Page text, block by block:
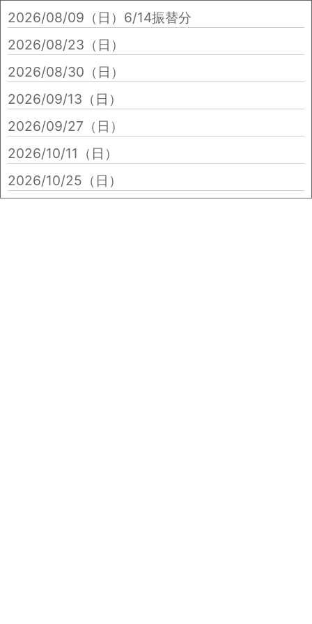
2026/08/09（日） 6/14振替分
2026/08/23（日）
2026/08/30（日）
2026/09/13（日）
2026/09/27（日）
2026/10/11（日）
2026/10/25（日）